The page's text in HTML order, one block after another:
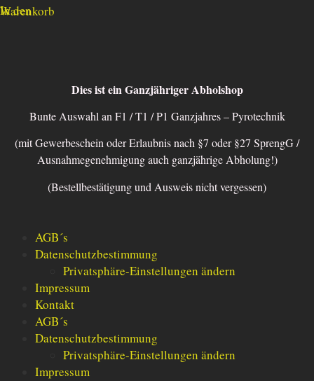
In den Warenkorb
Dies ist ein Ganzjähriger Abholshop
Bunte Auswahl an F1 / T1 / P1 Ganzjahres – Pyrotechnik
(mit Gewerbeschein oder Erlaubnis nach §7 oder §27 SprengG /
Ausnahmegenehmigung auch ganzjährige Abholung!)
(Bestellbestätigung und Ausweis nicht vergessen)
AGB´s
Datenschutzbestimmung
Privatsphäre-Einstellungen ändern
Impressum
Kontakt
AGB´s
Datenschutzbestimmung
Privatsphäre-Einstellungen ändern
Impressum